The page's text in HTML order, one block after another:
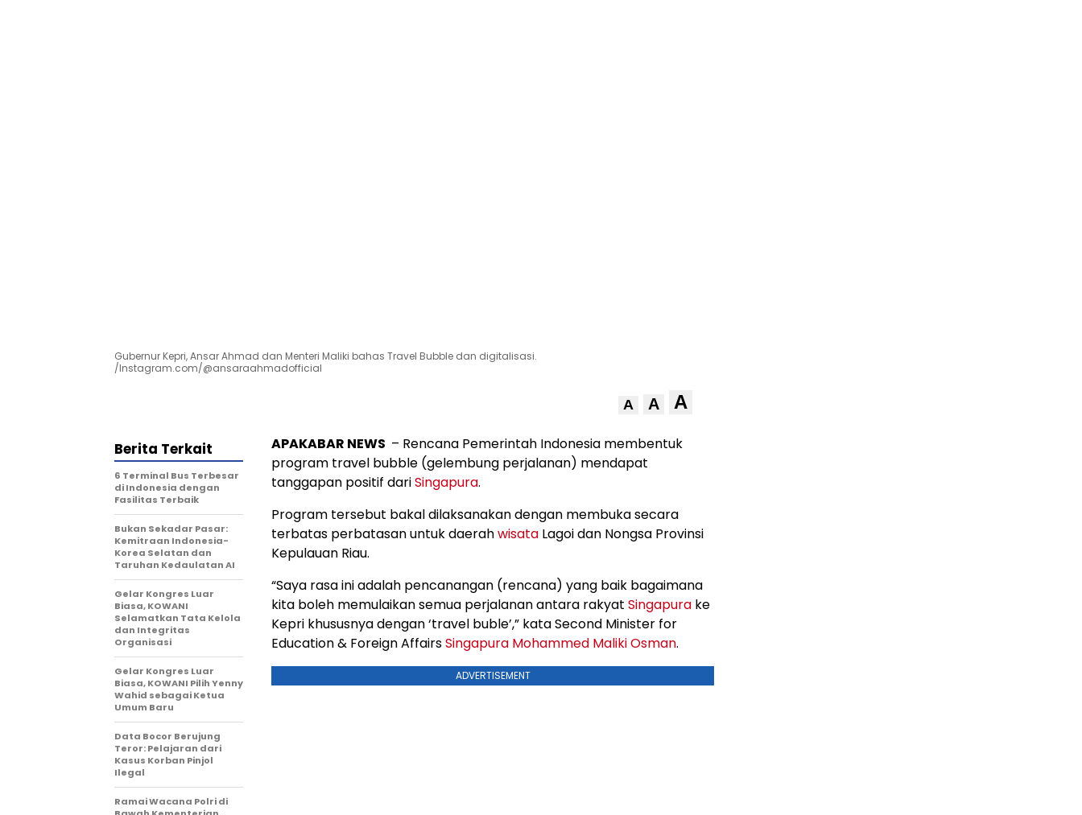
Gubernur Kepri, Ansar Ahmad dan Menteri Maliki bahas Travel Bubble dan digitalisasi.
/Instagram.com/@ansaraahmadofficial
A A A
APAKABAR NEWS – Rencana Pemerintah Indonesia membentuk
program travel bubble (gelembung perjalanan) mendapat
tanggapan positif dariSingapura.
Program tersebut bakal dilaksanakan dengan membuka secara
terbatas perbatasan untuk daerahwisata Lagoi dan Nongsa Provinsi
Kepulauan Riau.
“Saya rasa ini adalah pencanangan (rencana) yang baik bagaimana
kita boleh memulaikan semua perjalanan antara rakyat Singapura ke
Kepri khususnya dengan ‘travel buble’,” kata Second Minister for
Education & Foreign AffairsSingapura Mohammed Maliki Osman.
ADVERTISEMENT
Berita Terkait
6 Terminal Bus Terbesar
di Indonesia dengan
Fasilitas Terbaik
Bukan Sekadar Pasar:
Kemitraan Indonesia-
Korea Selatan dan
Taruhan Kedaulatan AI
Gelar Kongres Luar
Biasa, KOWANI
Selamatkan Tata Kelola
dan Integritas
Organisasi
Gelar Kongres Luar
Biasa, KOWANI Pilih Yenny
Wahid sebagai Ketua
Umum Baru
Data Bocor Berujung
Teror: Pelajaran dari
Kasus Korban Pinjol
Ilegal
Ramai Wacana Polri di